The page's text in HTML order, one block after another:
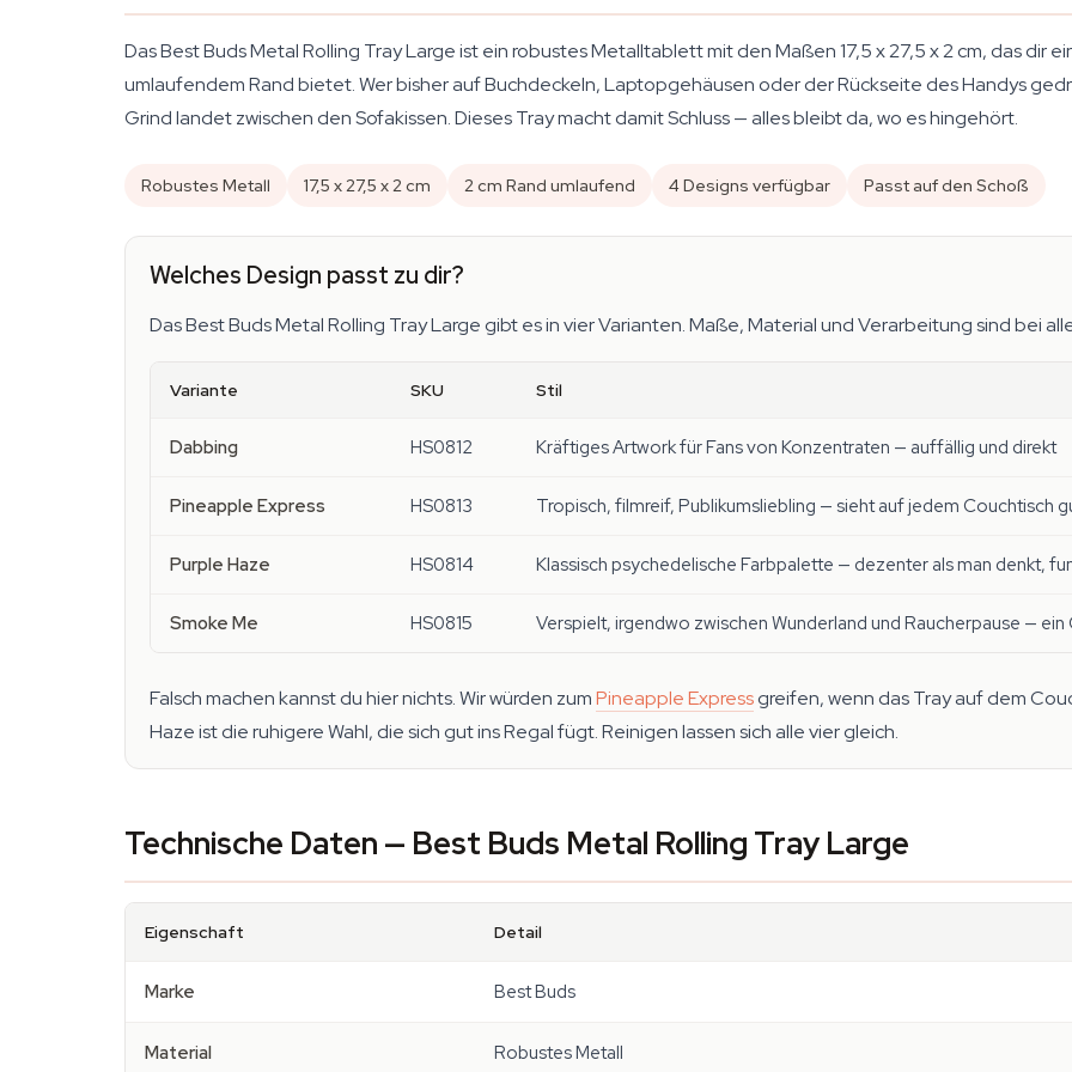
Das Best Buds Metal Rolling Tray Large ist ein robustes Metalltablett mit den Maßen 17,5 x 27,5 x 2 cm, das dir
umlaufendem Rand bietet. Wer bisher auf Buchdeckeln, Laptopgehäusen oder der Rückseite des Handys
Grind landet zwischen den Sofakissen. Dieses Tray macht damit Schluss — alles bleibt da, wo es hingehört.
Robustes Metall 17,5 x 27,5 x 2 cm 2 cm Rand umlaufend 4 Designs verfügbar Passt auf den Schoß
Welches Design passt zu dir?
Das Best Buds Metal Rolling Tray Large gibt es in vier Varianten. Maße, Material und Verarbeitung sind bei
Variante SKU Stil
Dabbing HS0812 Kräftiges Artwork für Fans von Konzentraten — auffällig und direkt
Pineapple Express HS0813 Tropisch, filmreif, Publikumsliebling — sieht auf jedem Couchtisch
Purple Haze HS0814 Klassisch psychedelische Farbpalette — dezenter als man denkt,
Smoke Me HS0815 Verspielt, irgendwo zwischen Wunderland und Raucherpause —
Falsch machen kannst du hier nichts. Wir würden zumPineapple Expressgreifen, wenn das Tray auf dem
Haze ist die ruhigere Wahl, die sich gut ins Regal fügt. Reinigen lassen sich alle vier gleich.
Technische Daten — Best Buds Metal Rolling Tray Large
Eigenschaft Detail
Marke Best Buds
Material Robustes Metall